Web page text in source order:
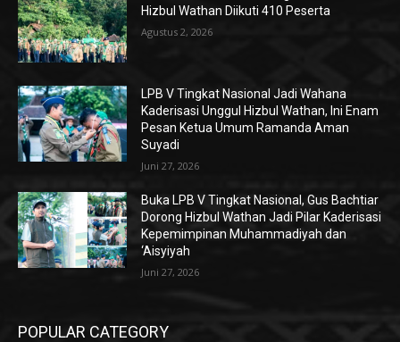
Hizbul Wathan Diikuti 410 Peserta
Agustus 2, 2026
LPB V Tingkat Nasional Jadi Wahana
Kaderisasi Unggul Hizbul Wathan, Ini Enam
Pesan Ketua Umum Ramanda Aman
Suyadi
Juni 27, 2026
Buka LPB V Tingkat Nasional, Gus Bachtiar
Dorong Hizbul Wathan Jadi Pilar Kaderisasi
Kepemimpinan Muhammadiyah dan
‘Aisyiyah
Juni 27, 2026
POPULAR CATEGORY